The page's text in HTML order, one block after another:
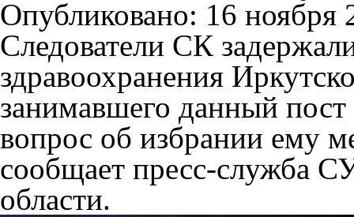
Опубликовано: 16 ноября
Следователи СК
здравоохранения
занимавшего данный
вопрос об избрании ему
сообщает пресс-служба
области.